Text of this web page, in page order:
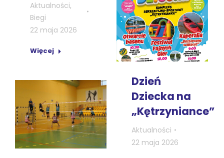
Aktualności,
Biegi
22 maja 2026
Więcej
Dzień
Dziecka na
„Kętrzyniance”
Aktualności
22 maja 2026